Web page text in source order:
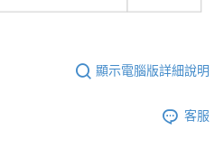
顯示電腦版詳細說明
客服